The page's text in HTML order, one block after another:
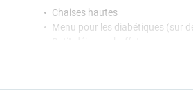
Chaises hautes
Menu pour les diabétiques (sur